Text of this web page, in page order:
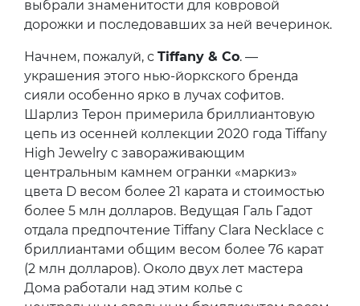
выбрали знаменитости для ковровой
дорожки и последовавших за ней вечеринок.
Начнем, пожалуй, с Tiffany & Co. —
украшения этого нью-йоркского бренда
сияли особенно ярко в лучах софитов.
Шарлиз Терон примерила бриллиантовую
цепь из осенней коллекции 2020 года Tiffany
High Jewelry с завораживающим
центральным камнем огранки «маркиз»
цвета D весом более 21 карата и стоимостью
более 5 млн долларов. Ведущая Галь Гадот
отдала предпочтение Tiffany Clara Necklace с
бриллиантами общим весом более 76 карат
(2 млн долларов). Около двух лет мастера
Дома работали над этим колье с